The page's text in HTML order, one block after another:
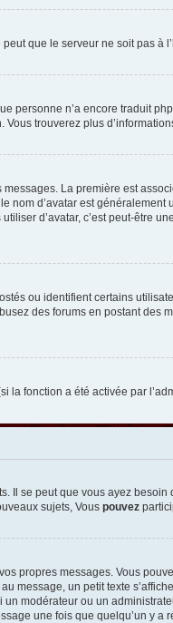
que le serveur ne soit pas à
personne n’a encore traduit
trouverez plus
La première est
d’avatar est
d’avatar, c’est peut-être
ou identifient certains
des forums en postant
fonction a été activée par
se peut que vous ayez
sujets, Vous pouvez
propres messages. Vous
message, un petit texte
modérateur ou un
une fois que quelqu’un y a